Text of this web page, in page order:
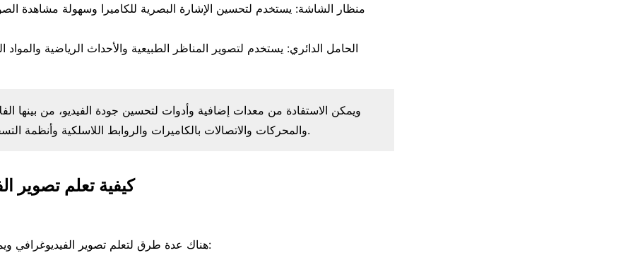
منظار الشاشة: يستخدم لتحسين الإشارة البصرية للكاميرا وسهولة مشاهدة
الحامل الدائري: يستخدم لتصوير المناظر الطبيعية والأحداث الرياضية والمواد
ويمكن الاستفادة من معدات إضافية وأدوات لتحسين جودة الفيديو، من بينها
والمحركات والاتصالات بالكاميرات والروابط اللاسلكية وأنظمة التسجيل المتكاملة.
كيفية تعلم تصوير
هناك عدة طرق لتعلم تصوير الفيديوغرافي ويمكن البدء بما يلي: